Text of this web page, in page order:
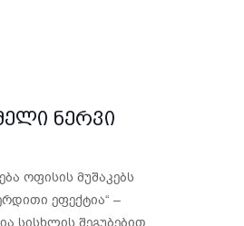
ნერვი
ოფისის მუშაკებს
ეფექტია“ –